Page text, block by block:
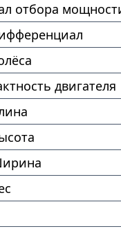
отбора
двигателя